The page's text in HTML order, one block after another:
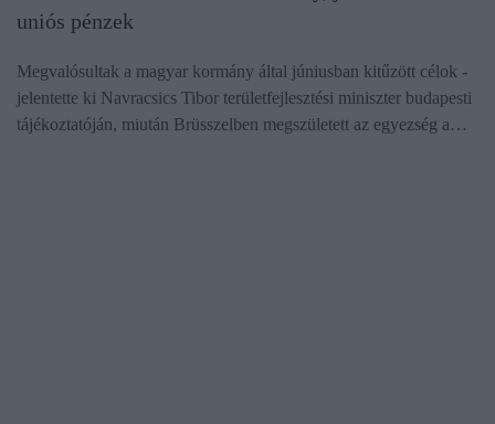
uniós pénzek
Megvalósultak a magyar kormány által júniusban kitűzött célok -
jelentette ki Navracsics Tibor területfejlesztési miniszter budapesti
tájékoztatóján, miután Brüsszelben megszületett az egyezség a…